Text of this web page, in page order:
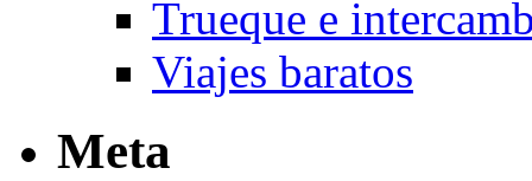
Trueque e
Viajes baratos
Meta